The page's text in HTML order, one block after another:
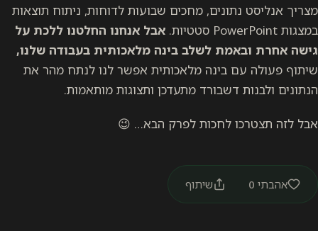
מצריך אנליסט נתונים, מחכים שבועות לדוחות, ניתוח תוצאות
במצגות PowerPoint סטטיות.
אבל אנחנו החלטנו ללכת על
גישה אחרת ובאמת לשלב בינה מלאכותית בעבודה שלנו,
שיתוף פעולה עם בינה מלאכותית אפשר לנו לנתח מהר את
הנתונים ולבנות דשבורד מתעדכן ותצוגות מותאמות.
אבל לזה תצטרכו לחכות לפרק הבא… 😉
אהבתי 0 שיתוף